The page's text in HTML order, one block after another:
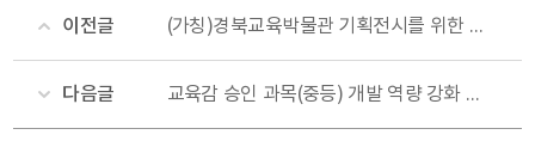
이전글 (가칭)경북교육박물관 기획전시를 위한 추억 이야기 및 관련 자료 공개 수집
다음글 교육감 승인 과목(중등) 개발 역량 강화 교원 연수 실시